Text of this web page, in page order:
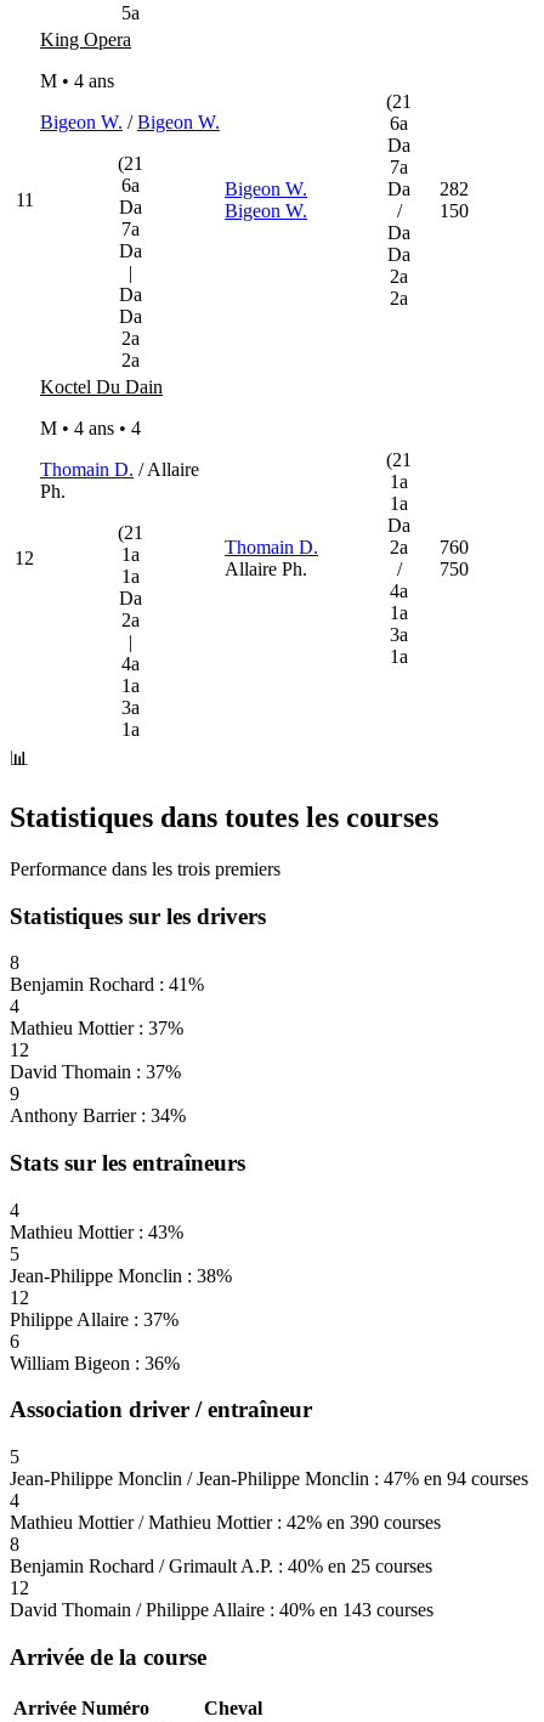
5a
11
King Opera
M • 4 ans
Bigeon W. /Bigeon W.
(21
6a
Da
7a
Da
|
Da
Da
2a
2a
Bigeon W.
Bigeon W.
(21
6a
Da
7a
Da
/
Da
Da
2a
2a
282
150
12
Koctel Du Dain
M • 4 ans • 4
Thomain D. / Allaire
Ph.
(21
1a
1a
Da
2a
|
4a
1a
3a
1a
Thomain D.
Allaire Ph.
(21
1a
1a
Da
2a
/
4a
1a
3a
1a
760
750
📊
Statistiques dans toutes les courses
Performance dans les trois premiers
Statistiques sur les drivers
8
Benjamin Rochard : 41%
4
Mathieu Mottier : 37%
12
David Thomain : 37%
9
Anthony Barrier : 34%
Stats sur les entraîneurs
4
Mathieu Mottier : 43%
5
Jean-Philippe Monclin : 38%
12
Philippe Allaire : 37%
6
William Bigeon : 36%
Association driver / entraîneur
5
Jean-Philippe Monclin / Jean-Philippe Monclin : 47% en 94 courses
4
Mathieu Mottier / Mathieu Mottier : 42% en 390 courses
8
Benjamin Rochard / Grimault A.P. : 40% en 25 courses
12
David Thomain / Philippe Allaire : 40% en 143 courses
Arrivée de la course
Arrivée Numéro
Cheval